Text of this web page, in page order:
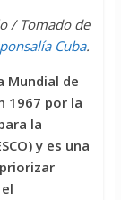
/ Tomado de
Cuba.
Mundial de
1967 por la
la
y es una